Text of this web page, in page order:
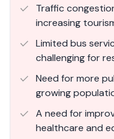
Traffic
increasing
Limited bus
challenging for
Need for more
growing
A need for
healthcare and